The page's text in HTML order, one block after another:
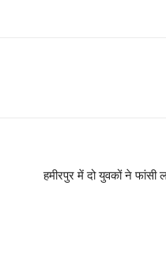
हमीरपुर में दो युवकों ने फांसी